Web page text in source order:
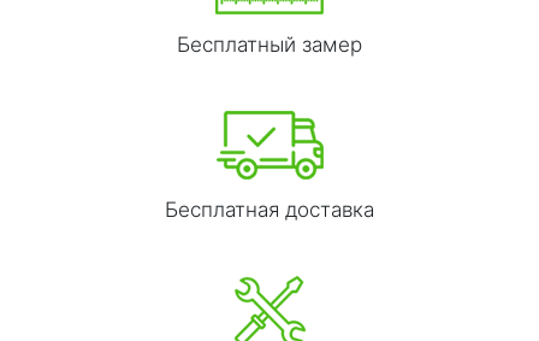
Бесплатный замер
Бесплатная доставка